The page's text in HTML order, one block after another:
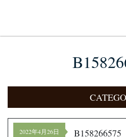
2022年4月26日 B158266575